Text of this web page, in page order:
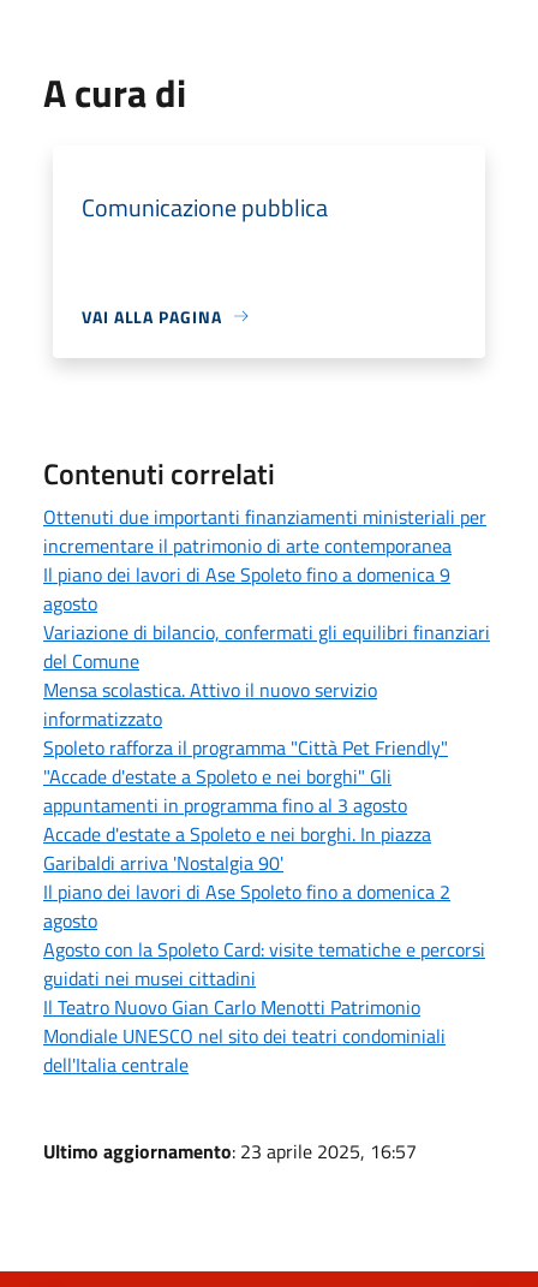
A cura di
Comunicazione pubblica
VAI ALLA PAGINA
Contenuti correlati
Ottenuti due importanti finanziamenti ministeriali per
incrementare il patrimonio di arte contemporanea
Il piano dei lavori di Ase Spoleto fino a domenica 9
agosto
Variazione di bilancio, confermati gli equilibri finanziari
del Comune
Mensa scolastica. Attivo il nuovo servizio
informatizzato
Spoleto rafforza il programma "Città Pet Friendly"
"Accade d'estate a Spoleto e nei borghi" Gli
appuntamenti in programma fino al 3 agosto
Accade d'estate a Spoleto e nei borghi. In piazza
Garibaldi arriva 'Nostalgia 90'
Il piano dei lavori di Ase Spoleto fino a domenica 2
agosto
Agosto con la Spoleto Card: visite tematiche e percorsi
guidati nei musei cittadini
Il Teatro Nuovo Gian Carlo Menotti Patrimonio
Mondiale UNESCO nel sito dei teatri condominiali
dell'Italia centrale
Ultimo aggiornamento: 23 aprile 2025, 16:57